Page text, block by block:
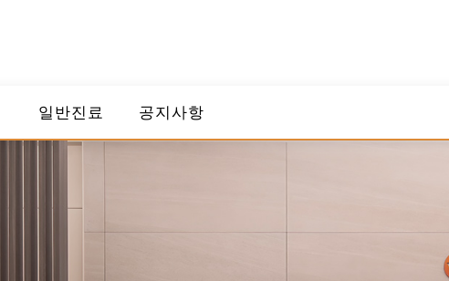
일반진료 공지사항